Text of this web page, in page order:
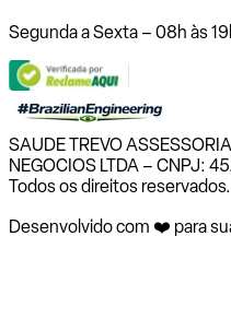
Segunda a Sexta – 08h às
SAUDE TREVO
NEGOCIOS LTDA – CNPJ:
Todos os direitos reservados.
Desenvolvido com ❤️ para